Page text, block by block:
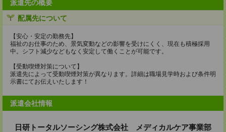
派遣先の概要
配属先について
【安心・安定の勤務先】
福祉のお仕事のため、景気変動などの影響を受けにくく、現在も積極採用
中。シフト減少などもなく安定して働くことが可能です。
【受動喫煙対策について】
派遣先によって受動喫煙対策が異なります。詳細は職場見学時および条件明
示書にてお伝えいたします！
派遣会社情報
日研トータルソーシング株式会社 メディカルケア事業部